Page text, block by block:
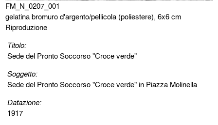
FM_N_0207_001
gelatina bromuro d'argento/pellicola (poliestere), 6x6 cm
Riproduzione
Titolo:
Sede del Pronto Soccorso "Croce verde"
Soggetto:
Sede del Pronto Soccorso "Croce verde" in Piazza Molinella
Datazione:
1917